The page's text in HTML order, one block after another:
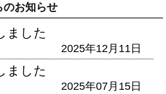
のお知らせ
ました
2025年12月11日
ました
2025年07月15日